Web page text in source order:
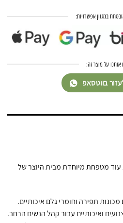
במגוון אפשרויות:
אותנו על מוצר זה:
בווטסאפ
עוד מטפחת מיוחדת מבית היוצר של
מכונות תפירה וחומרי גלם איכותיים.
ואיכותיים עבור קהל הנשים הרחב.